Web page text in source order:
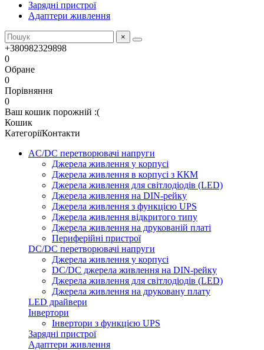
Зарядні пристрої
Адаптери живлення
×
+380982329898
0
Обране
0
Порівняння
0
Ваш кошик порожній :(
Кошик
КатегоріїКонтакти
AC/DC перетворювачі напруги
Джерела живлення у корпусі
Джерела живлення в корпусі з ККМ
Джерела живлення для світлодіодів (LED)
Джерела живлення на DIN-рейку
Джерела живлення з функцією UPS
Джерела живлення відкритого типу
Джерела живлення на друкованій платі
Периферійні пристрої
DC/DC перетворювачі напруги
Джерела живлення у корпусі
DC/DC джерела живлення на DIN-рейку
Джерела живлення для світлодіодів (LED)
Джерела живлення на друковану плату
LED драйвери
Інвертори
Інвертори з функцією UPS
Зарядні пристрої
Адаптери живлення